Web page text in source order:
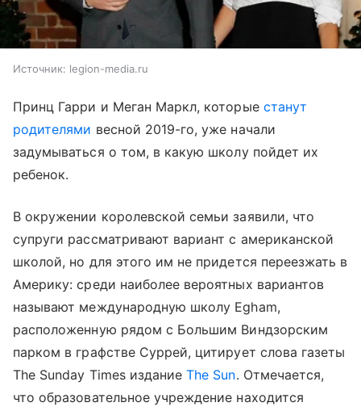
Источник: legion-media.ru
Принц Гарри и Меган Маркл, которые станут
родителями весной 2019-го, уже начали
задумываться о том, в какую школу пойдет их
ребенок.
В окружении королевской семьи заявили, что
супруги рассматривают вариант с американской
школой, но для этого им не придется переезжать в
Америку: среди наиболее вероятных вариантов
называют международную школу Egham,
расположенную рядом с Большим Виндзорским
парком в графстве Суррей, цитирует слова газеты
The Sunday Times изданиеThe Sun. Отмечается,
что образовательное учреждение находится